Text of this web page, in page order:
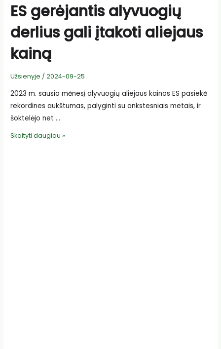
ES gerėjantis alyvuogių
derlius gali įtakoti aliejaus
kainą
Užsienyje /2024-09-25
2023 m. sausio mėnesį alyvuogių aliejaus kainos ES pasiekė
rekordines aukštumas, palyginti su ankstesniais metais, ir
šoktelėjo net …
ES
Skaityti daugiau »